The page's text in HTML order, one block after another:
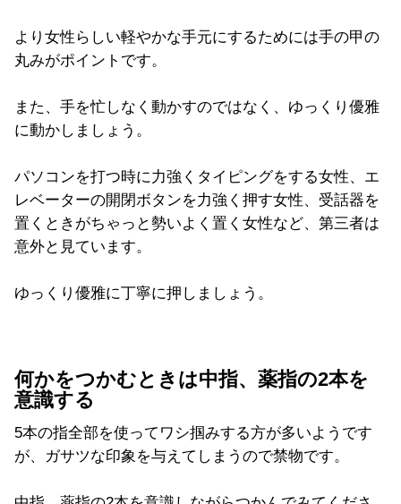
より女性らしい軽やかな手元にするためには手の甲の
丸みがポイントです。
また、手を忙しなく動かすのではなく、ゆっくり優雅
に動かしましょう。
パソコンを打つ時に力強くタイピングをする女性、エ
レベーターの開閉ボタンを力強く押す女性、受話器を
置くときがちゃっと勢いよく置く女性など、第三者は
意外と見ています。
ゆっくり優雅に丁寧に押しましょう。
何かをつかむときは中指、薬指の2本を
意識する
5本の指全部を使ってワシ掴みする方が多いようです
が、ガサツな印象を与えてしまうので禁物です。